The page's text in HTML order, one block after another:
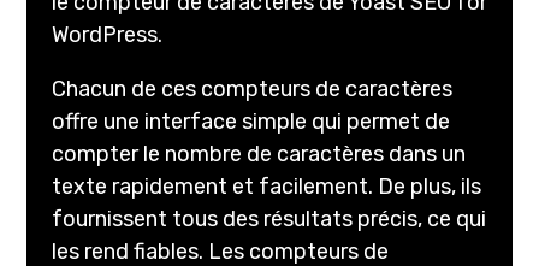
WordPress.
Chacun de ces compteurs de caractères
offre une interface simple qui permet de
compter le nombre de caractères dans un
texte rapidement et facilement. De plus, ils
fournissent tous des résultats précis, ce qui
les rend fiables. Les compteurs de